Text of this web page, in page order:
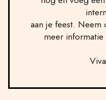
aan je feest.
meer